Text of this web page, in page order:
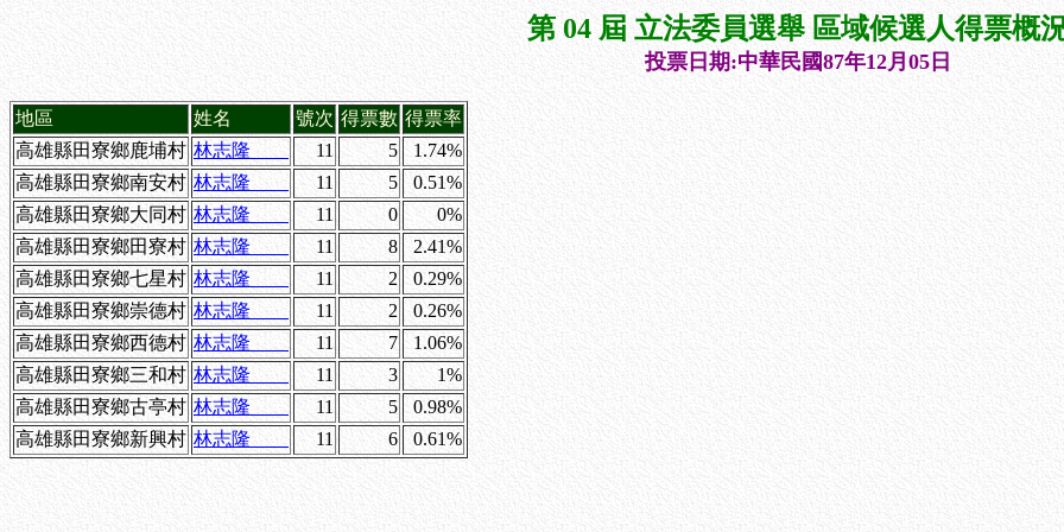
第 04 屆 立法委員選舉 區域候選人得票概
投票日期:中華民國87年12月05日
地區 姓名 號次 得票數 得票率
高雄縣田寮鄉鹿埔村 林志隆 11 5
1.74%
高雄縣田寮鄉南安村 林志隆 11 5
0.51%
高雄縣田寮鄉大同村 林志隆 11 0
0%
高雄縣田寮鄉田寮村 林志隆 11 8
2.41%
高雄縣田寮鄉七星村 林志隆 11 2
0.29%
高雄縣田寮鄉崇德村 林志隆 11 2
0.26%
高雄縣田寮鄉西德村 林志隆 11 7
1.06%
高雄縣田寮鄉三和村 林志隆 11 3
1%
高雄縣田寮鄉古亭村 林志隆 11 5
0.98%
高雄縣田寮鄉新興村 林志隆 11 6 0.61%